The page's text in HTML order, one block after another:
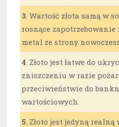
3 . Wartość złota samą w
rosnące
metal ze strony
4 . Złoto jest łatwe do
zniszczeniu w razie
przeciwieństwie do
wartościowych.
5 . Złoto jest jedyną